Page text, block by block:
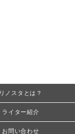
リノスタとは？
ライター紹介
お問い合わせ